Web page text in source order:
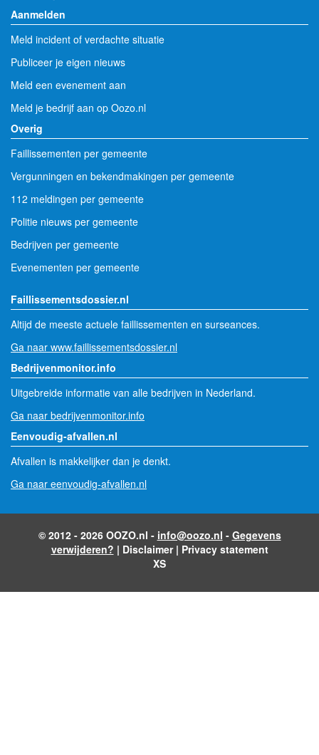
Aanmelden
Meld incident of verdachte situatie
Publiceer je eigen nieuws
Meld een evenement aan
Meld je bedrijf aan op Oozo.nl
Overig
Faillissementen per gemeente
Vergunningen en bekendmakingen per gemeente
112 meldingen per gemeente
Politie nieuws per gemeente
Bedrijven per gemeente
Evenementen per gemeente
Faillissementsdossier.nl
Altijd de meeste actuele faillissementen en surseances.
Ga naar www.faillissementsdossier.nl
Bedrijvenmonitor.info
Uitgebreide informatie van alle bedrijven in Nederland.
Ga naar bedrijvenmonitor.info
Eenvoudig-afvallen.nl
Afvallen is makkelijker dan je denkt.
Ga naar eenvoudig-afvallen.nl
© 2012 - 2026 OOZO.nl - info@oozo.nl - Gegevens
verwijderen? | Disclaimer| Privacy statement
XS